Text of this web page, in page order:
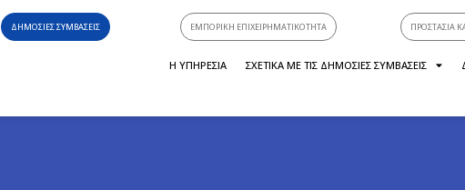
ΔΗΜΟΣΙΕΣ ΣΥΜΒΑΣΕΙΣ ΕΜΠΟΡΙΚΗ ΕΠΙΧΕΙΡΗΜΑΤΙΚΟΤΗΤΑ ΠΡΟΣΤΑΣΙΑ
Η ΥΠΗΡΕΣΙΑ ΣΧΕΤΙΚΑ ΜΕ ΤΙΣ ΔΗΜΟΣΙΕΣ ΣΥΜΒΑΣΕΙΣ